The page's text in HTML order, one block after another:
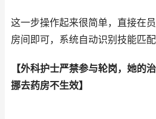
这一步操作起来很简单，直接在
房间即可，系统自动识别技能匹
【外科护士严禁参与轮岗，她的
挪去药房不生效】